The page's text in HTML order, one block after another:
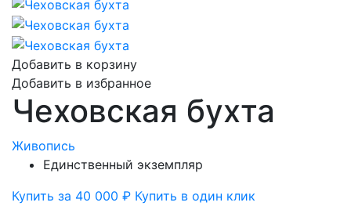
Добавить в корзину
Добавить в избранное
Чеховская бухта
Живопись
Единственный экземпляр
Купить за 40 000 ₽ Купить в один клик